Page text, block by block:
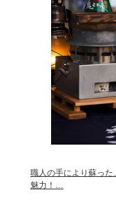
職人の手により蘇っ
魅力！…